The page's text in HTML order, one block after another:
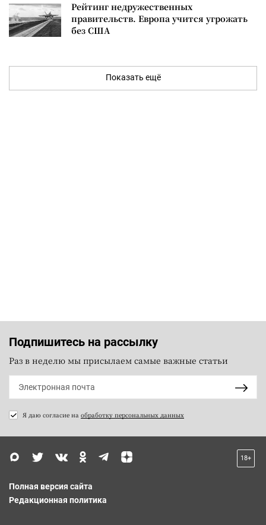
Рейтинг недружественных
правительств. Европа учится угрожать
без США
Показать ещё
Подпишитесь на рассылку
Раз в неделю мы присылаем самые важные статьи
Я даю согласие на обработку персональных данных
18+
Полная версия сайта
Редакционная политика